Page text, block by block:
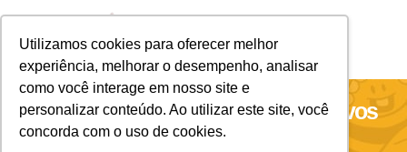
Utilizamos cookies para oferecer melhor
experiência, melhorar o desempenho, analisar
como você interage em nosso site e
personalizar conteúdo. Ao utilizar este site, você
concorda com o uso de cookies.
Bloco de Anotações com Autoadesivos
e Caneta.